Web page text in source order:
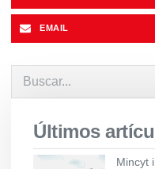
EMAIL
Últimos
Mincyt